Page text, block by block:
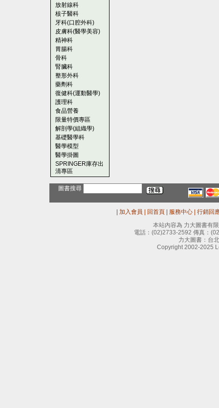
放射線科
核子醫科
牙科(口腔外科)
皮膚科(醫學美容)
精神科
胃腸科
骨科
腎臟科
整形外科
藥劑科
復健科(運動醫學)
護理科
食品營養
限量特價專區
解剖學(組織學)
基礎醫學科
醫學模型
醫學掛圖
SPRINGER庫存出
清專區
圖書搜尋
加入會員 回首頁 服務中心
行銷回
本站內容為 力大圖書有
電話： (02)2733-2592 傳真：
力大圖書：台
Copyright 2002-2025